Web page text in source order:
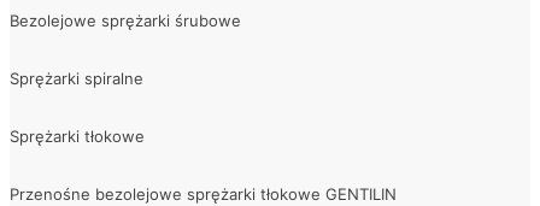
Bezolejowe sprężarki śrubowe
Sprężarki spiralne
Sprężarki tłokowe
Przenośne bezolejowe sprężarki tłokowe GENTILIN